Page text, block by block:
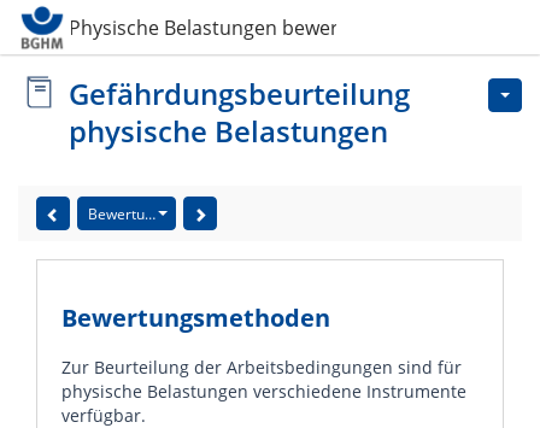
Physische Belastungen bewerten
Gefährdungsbeurteilung
physische Belastungen
Bewertungsmethoden
Bewertungsmethoden
Zur Beurteilung der Arbeitsbedingungen sind für
physische Belastungen verschiedene Instrumente
verfügbar.